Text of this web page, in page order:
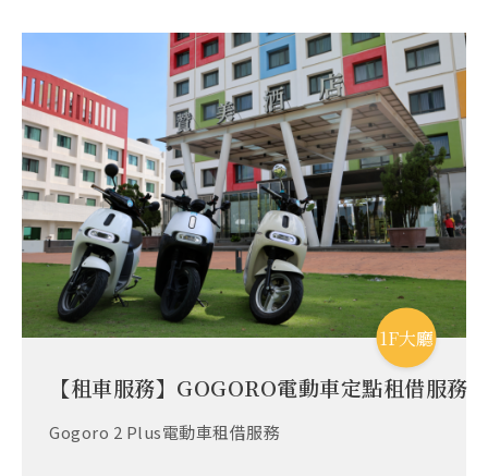
【租車服務】GOGORO電動車定點租借服務
Gogoro 2 Plus電動車租借服務
1F大廳